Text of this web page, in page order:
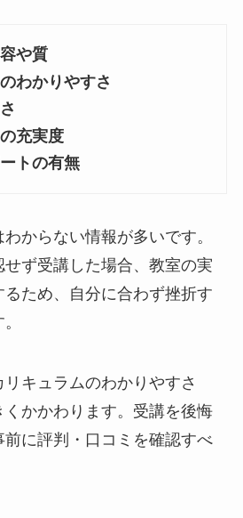
や質
わかりやすさ
充実度
トの有無
からない情報が多いです。
ず受講した場合、教室の実
ため、自分に合わず挫折す
キュラムのわかりやすさ
かかわります。受講を後悔
前に評判・口コミを確認すべ